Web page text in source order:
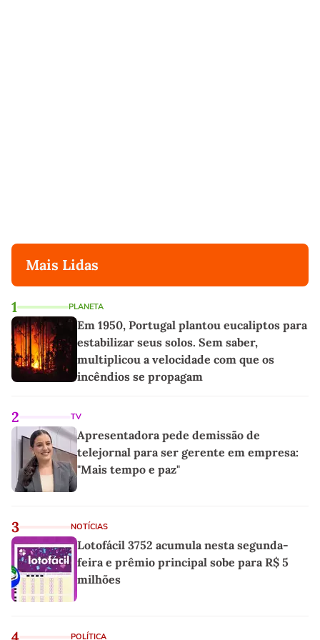
Mais Lidas
1 PLANETA
Em 1950, Portugal plantou eucaliptos para
estabilizar seus solos. Sem saber,
multiplicou a velocidade com que os
incêndios se propagam
2 TV
Apresentadora pede demissão de
telejornal para ser gerente em empresa:
"Mais tempo e paz"
3 NOTÍCIAS
Lotofácil 3752 acumula nesta segunda-
feira e prêmio principal sobe para R$ 5
milhões
POLÍTICA